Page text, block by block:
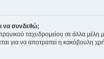
να συνδεθώ;
ταχυδρομείου σε άλλα
για να αποτραπεί η